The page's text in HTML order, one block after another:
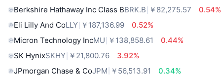
Berkshire Hathaway Inc Class BBRK.B ￥82,275.57
0.54%
Eli Lilly And CoLLY ￥187,136.99
0.52%
Micron Technology IncMU ￥138,858.61
0.44%
SK HynixSKHY ￥21,800.76
3.92%
JPmorgan Chase & CoJPM ￥56,513.91
0.34%